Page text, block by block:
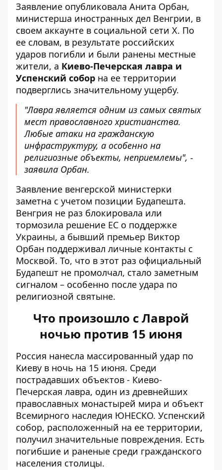
Заявление опубликовала Анита Орбан,
министерша иностранных дел Венгрии, в
своем аккаунте в социальной сети X. По
ее словам, в результате российских
ударов погибли и были ранены местные
жители, а Киево-Печерская лавра и
Успенский собор на ее территории
подверглись значительному ущербу.
"Лавра является одним из самых святых
мест православного христианства.
Любые атаки на гражданскую
инфраструктуру, а особенно на
религиозные объекты, неприемлемы", -
заявила Орбан.
Заявление венгерской министерки
заметна с учетом позиции Будапешта.
Венгрия не раз блокировала или
тормозила решение ЕС о поддержке
Украины, а бывший премьер Виктор
Орбан поддерживал личные контакты с
Москвой. То, что в этот раз официальный
Будапешт не промолчал, стало заметным
сигналом – особенно после удара по
религиозной святыне.
Что произошло с Лаврой
ночью против 15 июня
Россия нанесла массированный удар по
Киеву в ночь на 15 июня. Среди
пострадавших объектов - Киево-
Печерская лавра, один из древнейших
православных монастырей мира и объект
Всемирного наследия ЮНЕСКО. Успенский
собор, расположенный на ее территории,
получил значительные повреждения. Есть
погибшие и раненые среди гражданского
населения столицы.